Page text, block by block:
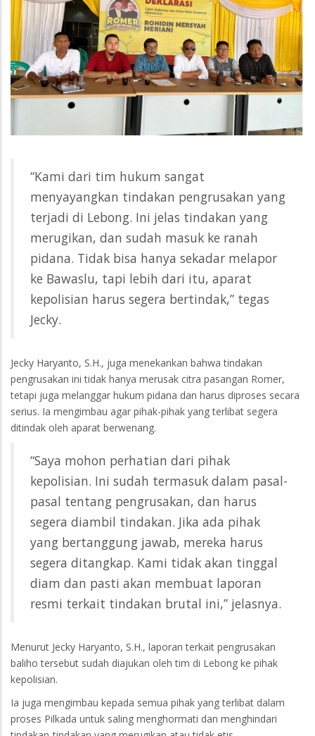
“Kami dari tim hukum sangat
menyayangkan tindakan pengrusakan yang
terjadi di Lebong. Ini jelas tindakan yang
merugikan, dan sudah masuk ke ranah
pidana. Tidak bisa hanya sekadar melapor
ke Bawaslu, tapi lebih dari itu, aparat
kepolisian harus segera bertindak,” tegas
Jecky.
Jecky Haryanto, S.H., juga menekankan bahwa tindakan
pengrusakan ini tidak hanya merusak citra pasangan Romer,
tetapi juga melanggar hukum pidana dan harus diproses secara
serius. Ia mengimbau agar pihak-pihak yang terlibat segera
ditindak oleh aparat berwenang.
“Saya mohon perhatian dari pihak
kepolisian. Ini sudah termasuk dalam pasal-
pasal tentang pengrusakan, dan harus
segera diambil tindakan. Jika ada pihak
yang bertanggung jawab, mereka harus
segera ditangkap. Kami tidak akan tinggal
diam dan pasti akan membuat laporan
resmi terkait tindakan brutal ini,” jelasnya.
Menurut Jecky Haryanto, S.H., laporan terkait pengrusakan
baliho tersebut sudah diajukan oleh tim di Lebong ke pihak
kepolisian.
Ia juga mengimbau kepada semua pihak yang terlibat dalam
proses Pilkada untuk saling menghormati dan menghindari